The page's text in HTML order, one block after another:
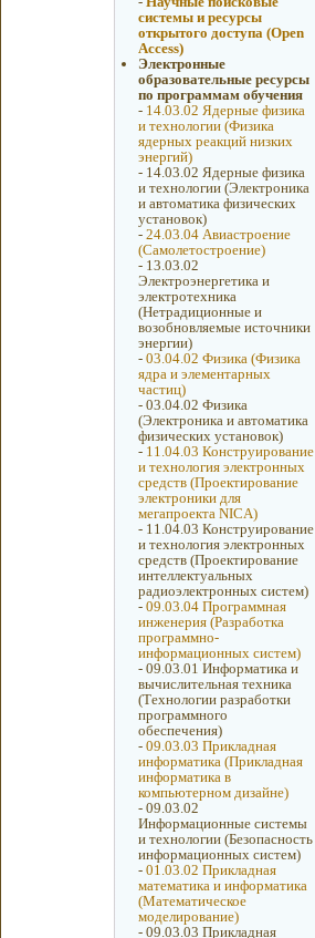
системы и ресурсы
открытого доступа (Open
Access)
Электронные
образовательные ресурсы
по программам обучения
- 14.03.02 Ядерные физика
и технологии (Физика
ядерных реакций низких
энергий)
- 14.03.02 Ядерные физика
и технологии (Электроника
и автоматика физических
установок)
- 24.03.04 Авиастроение
(Самолетостроение)
- 13.03.02
Электроэнергетика и
электротехника
(Нетрадиционные и
возобновляемые источники
энергии)
- 03.04.02 Физика (Физика
ядра и элементарных
частиц)
- 03.04.02 Физика
(Электроника и автоматика
физических установок)
- 11.04.03 Конструирование
и технология электронных
средств (Проектирование
электроники для
мегапроекта NICA)
- 11.04.03 Конструирование
и технология электронных
средств (Проектирование
интеллектуальных
радиоэлектронных систем)
- 09.03.04 Программная
инженерия (Разработка
программно-
информационных систем)
- 09.03.01 Информатика и
вычислительная техника
(Технологии разработки
программного
обеспечения)
- 09.03.03 Прикладная
информатика (Прикладная
информатика в
компьютерном дизайне)
- 09.03.02
Информационные системы
и технологии (Безопасность
информационных систем)
- 01.03.02 Прикладная
математика и информатика
(Математическое
моделирование)
- 09.03.03 Прикладная